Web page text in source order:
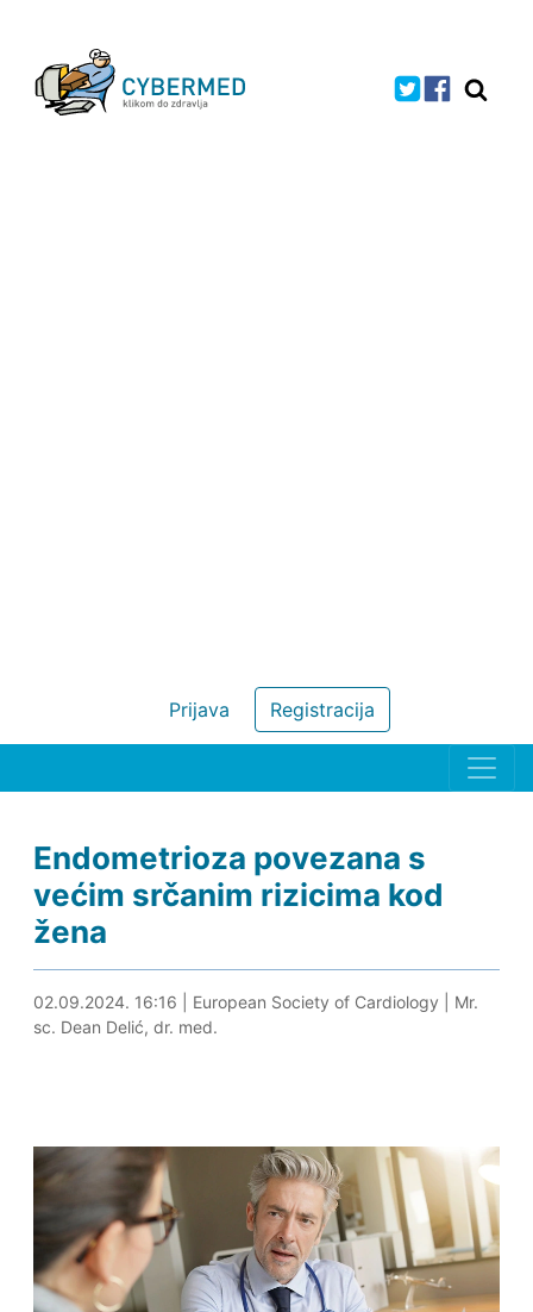
Registracija
Prijava
Endometrioza povezana s
većim srčanim rizicima kod
žena
02.09.2024. 16:48
02.09.2024. 16:16 European Society of Cardiology
Mr.
sc. Dean Delić, dr. med.